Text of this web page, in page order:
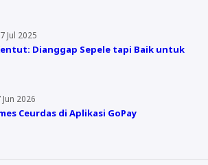
7 Jul 2025
Dianggap Sepele tapi Baik untuk
Jun 2026
Ceurdas di Aplikasi GoPay